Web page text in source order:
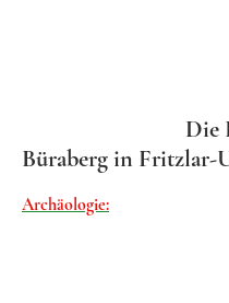
Die
Büraberg in Fritzlar-
Archäologie: